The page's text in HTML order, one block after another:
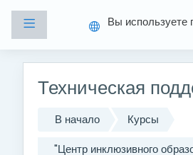
Боковая панельВы используете
Техническая
В начало
Курсы
"Центр инклюзивного